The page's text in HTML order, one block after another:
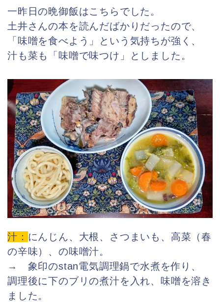
一昨日の晩御飯はこちらでした。
土井さんの本を読んだばかりだったので、
「味噌を食べよう」という気持ちが強く、
汁も菜も「味噌で味つけ」としました。
汁： にんじん、大根、さつまいも、高菜（春
の辛味）、の味噌汁。
→ 象印のstan電気調理鍋で水煮を作り、
調理後に下のブリの煮汁を入れ、味噌を溶き
ました。